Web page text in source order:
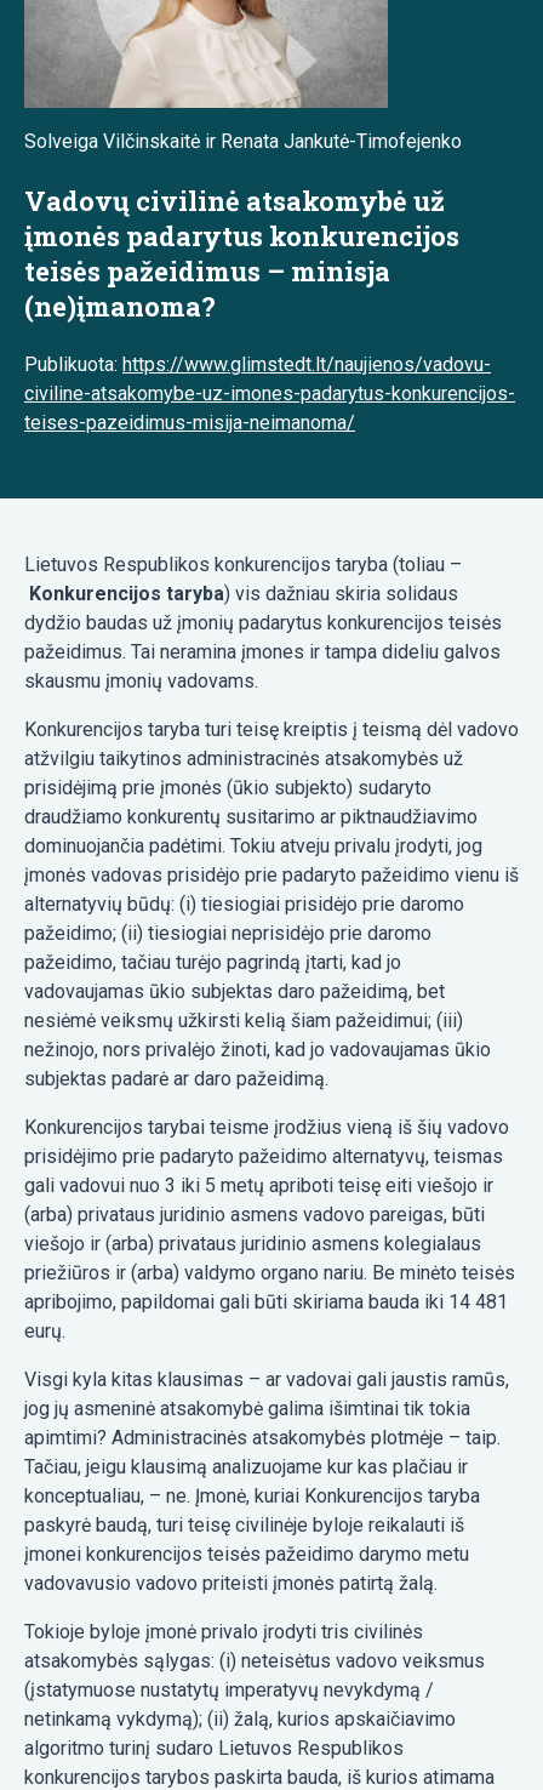
Solveiga Vilčinskaitė ir Renata Jankutė-Timofejenko
Vadovų civilinė atsakomybė už
įmonės padarytus konkurencijos
teisės pažeidimus – minisja
(ne)įmanoma?
Publikuota: https://www.glimstedt.lt/naujienos/vadovu-
civiline-atsakomybe-uz-imones-padarytus-konkurencijos-
teises-pazeidimus-misija-neimanoma/
Lietuvos Respublikos konkurencijos taryba (toliau –
Konkurencijos taryba) vis dažniau skiria solidaus
dydžio baudas už įmonių padarytus konkurencijos teisės
pažeidimus. Tai neramina įmones ir tampa dideliu galvos
skausmu įmonių vadovams.
Konkurencijos taryba turi teisę kreiptis į teismą dėl vadovo
atžvilgiu taikytinos administracinės atsakomybės už
prisidėjimą prie įmonės (ūkio subjekto) sudaryto
draudžiamo konkurentų susitarimo ar piktnaudžiavimo
dominuojančia padėtimi. Tokiu atveju privalu įrodyti, jog
įmonės vadovas prisidėjo prie padaryto pažeidimo vienu iš
alternatyvių būdų: (i) tiesiogiai prisidėjo prie daromo
pažeidimo; (ii) tiesiogiai neprisidėjo prie daromo
pažeidimo, tačiau turėjo pagrindą įtarti, kad jo
vadovaujamas ūkio subjektas daro pažeidimą, bet
nesiėmė veiksmų užkirsti kelią šiam pažeidimui; (iii)
nežinojo, nors privalėjo žinoti, kad jo vadovaujamas ūkio
subjektas padarė ar daro pažeidimą.
Konkurencijos tarybai teisme įrodžius vieną iš šių vadovo
prisidėjimo prie padaryto pažeidimo alternatyvų, teismas
gali vadovui nuo 3 iki 5 metų apriboti teisę eiti viešojo ir
(arba) privataus juridinio asmens vadovo pareigas, būti
viešojo ir (arba) privataus juridinio asmens kolegialaus
priežiūros ir (arba) valdymo organo nariu. Be minėto teisės
apribojimo, papildomai gali būti skiriama bauda iki 14 481
eurų.
Visgi kyla kitas klausimas – ar vadovai gali jaustis ramūs,
jog jų asmeninė atsakomybė galima išimtinai tik tokia
apimtimi? Administracinės atsakomybės plotmėje – taip.
Tačiau, jeigu klausimą analizuojame kur kas plačiau ir
konceptualiau, – ne. Įmonė, kuriai Konkurencijos taryba
paskyrė baudą, turi teisę civilinėje byloje reikalauti iš
įmonei konkurencijos teisės pažeidimo darymo metu
vadovavusio vadovo priteisti įmonės patirtą žalą.
Tokioje byloje įmonė privalo įrodyti tris civilinės
atsakomybės sąlygas: (i) neteisėtus vadovo veiksmus
(įstatymuose nustatytų imperatyvų nevykdymą /
netinkamą vykdymą); (ii) žalą, kurios apskaičiavimo
algoritmo turinį sudaro Lietuvos Respublikos
konkurencijos tarybos paskirta bauda, iš kurios atimama